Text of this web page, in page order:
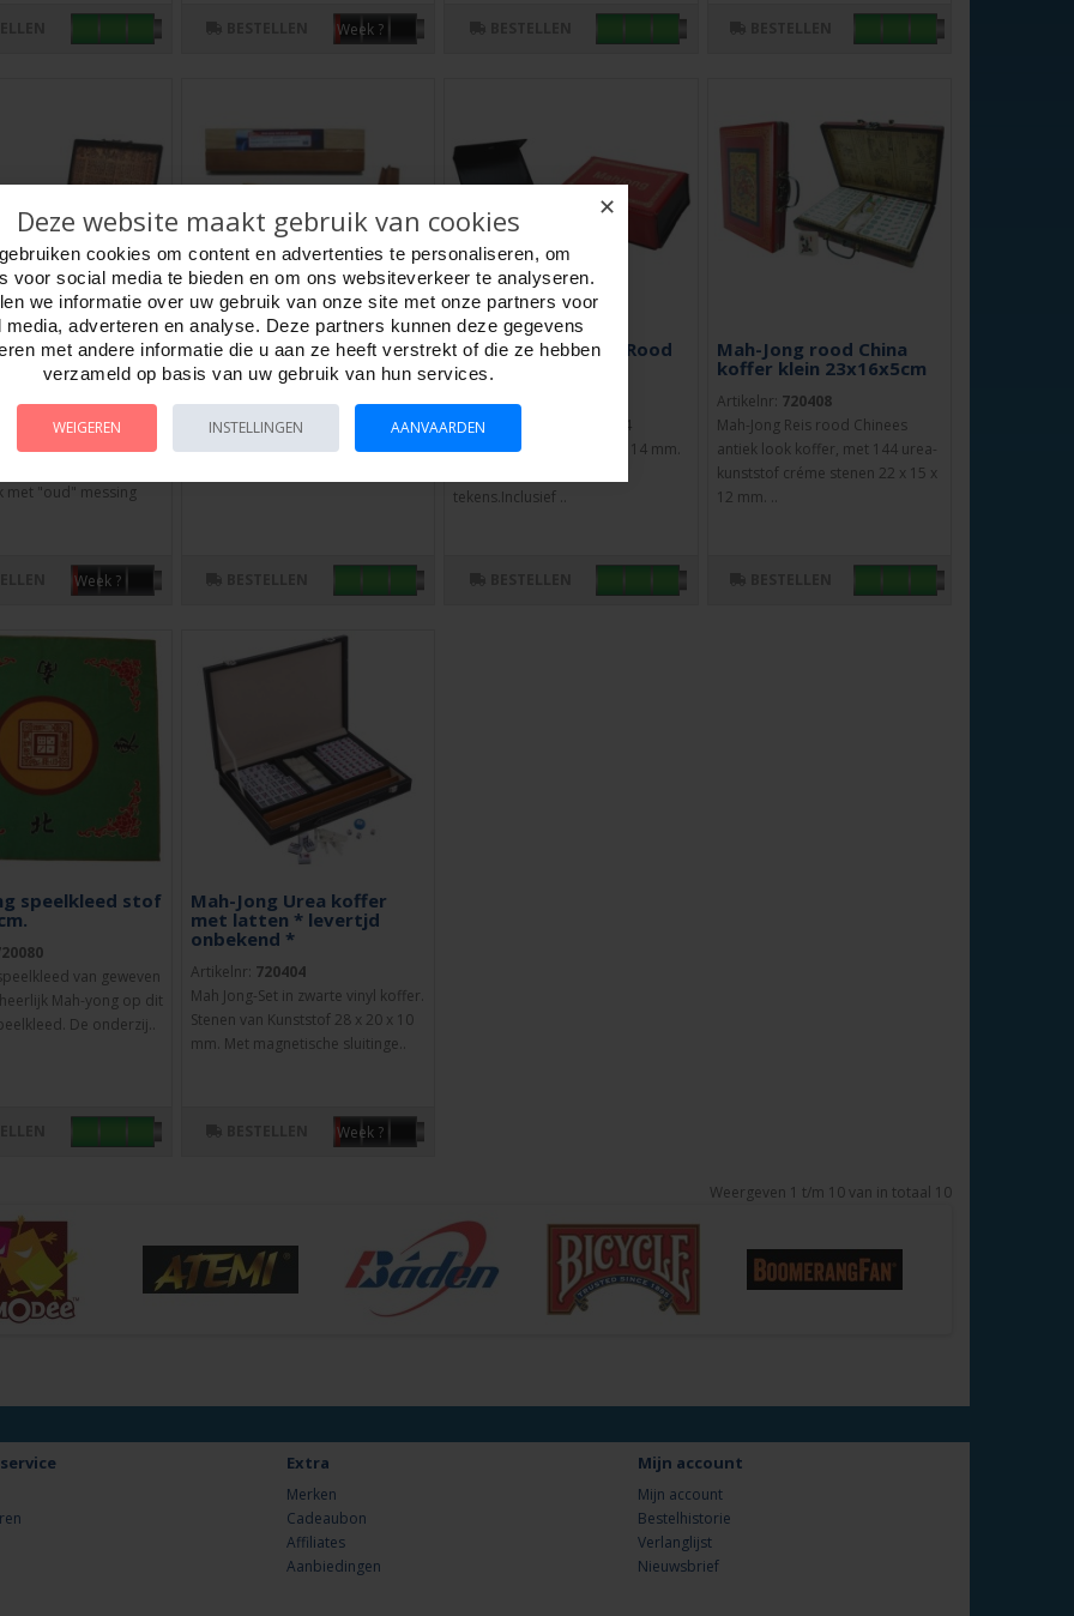
Week ?
Koffer rood
34x24 *
onbekend *
Koffer van hout bekleed
met "oud" messing
Week ?
Mah-Jong latten set
groot 4 stuks 40x5cm.
Artikelnr:720406
Mah-Jong latten set hout, groot.
Set van 4 latten, 3 blank, 1 bruin.
Mah-Jong Reis Etui Rood
Vinyl 15x9x5 cm
Artikelnr:720407
Mah-Jong reisetui. Met 144
kunststof stenen 22 x 11 x 14 mm.
tekens.Inclusief ..
Mah-Jong rood China
koffer klein 23x16x5cm
Artikelnr: 720408
Mah-Jong Reis rood Chinees
antiek look koffer, met 144 urea-
kunststof créme stenen 22 x 15 x
12 mm. ..
speelkleed stof
van geweven
Mah-yong op dit
De onderzij..
Mah-Jong Urea koffer
met latten * levertjd
onbekend *
Artikelnr: 720404
Mah Jong-Set in zwarte vinyl koffer.
Stenen van Kunststof 28 x 20 x 10
mm. Met magnetische sluitinge..
Week ?
Weergeven 1 t/m 10 van in totaal 10
Extra
Merken
Cadeaubon
Affiliates
Aanbiedingen
Mijn account
Mijn account
Bestelhistorie
Verlanglijst
Nieuwsbrief
✕
Deze website maakt gebruik van cookies
cookies om content en advertenties te personaliseren, om
voor social media te bieden en om ons websiteverkeer te analyseren.
we informatie over uw gebruik van onze site met onze partners voor
media, adverteren en analyse. Deze partners kunnen deze gegevens
met andere informatie die u aan ze heeft verstrekt of die ze hebben
verzameld op basis van uw gebruik van hun services.
WEIGEREN INSTELLINGEN AANVAARDEN